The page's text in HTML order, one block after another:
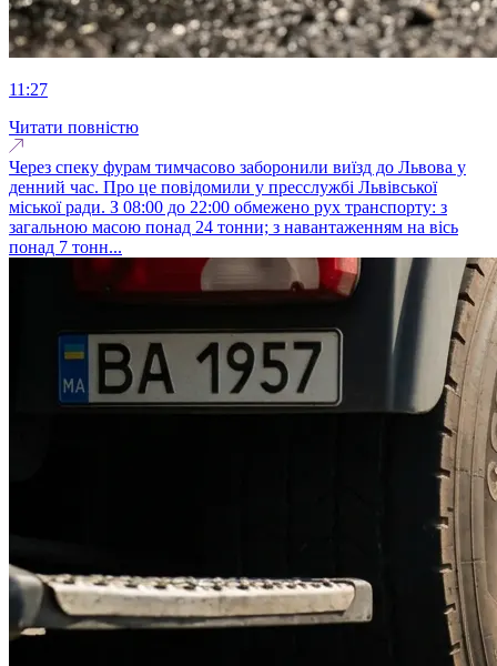
11:27
Читати повністю
Через спеку фурам тимчасово заборонили виїзд до Львова у
денний час. Про це повідомили у пресслужбі Львівської
міської ради. З 08:00 до 22:00 обмежено рух транспорту: з
загальною масою понад 24 тонни; з навантаженням на вісь
понад 7 тонн...